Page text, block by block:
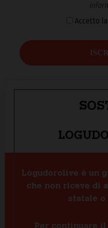
Accetto la
Logudorolive è un
che non riceve di
statale o